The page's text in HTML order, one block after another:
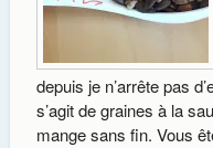
depuis je n’arrête pas
s’agit de graines à la
mange sans fin. Vous